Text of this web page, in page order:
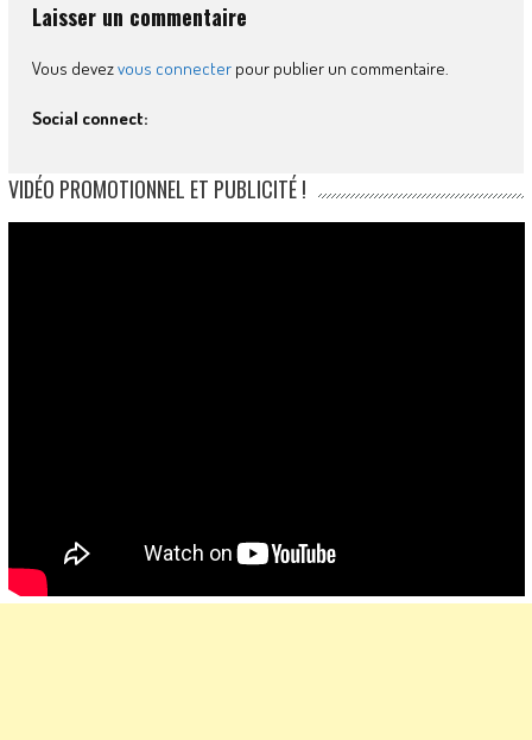
Laisser un commentaire
Vous devezvous connecterpour publier un commentaire.
Social connect:
VIDÉO PROMOTIONNEL ET PUBLICITÉ !